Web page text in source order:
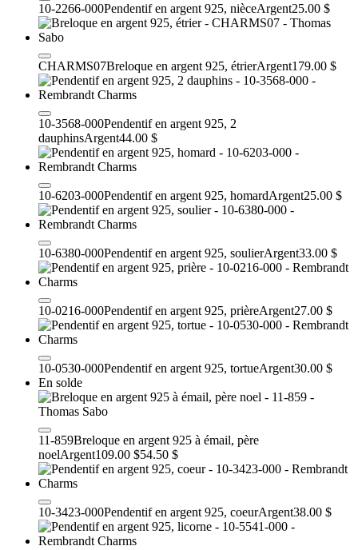
10-2266-000Pendentif en argent 925, nièceArgent25.00 $
CHARMS07Breloque en argent 925, étrierArgent179.00 $
10-3568-000Pendentif en argent 925, 2
dauphinsArgent44.00 $
10-6203-000Pendentif en argent 925, homardArgent25.00 $
10-6380-000Pendentif en argent 925, soulierArgent33.00 $
10-0216-000Pendentif en argent 925, prièreArgent27.00 $
10-0530-000Pendentif en argent 925, tortueArgent30.00 $
En solde
11-859Breloque en argent 925 à émail, père
noelArgent109.00 $54.50 $
10-3423-000Pendentif en argent 925, coeurArgent38.00 $